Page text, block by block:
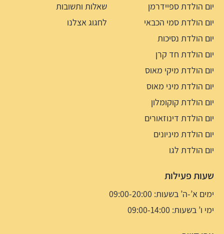
יום הולדת ספיידרמן
יום הולדת סמי הכבאי
יום הולדת נסיכות
יום הולדת חד קרן
יום הולדת מיקי מאוס
יום הולדת מיני מאוס
יום הולדת קוקומלון
יום הולדת דינוזאורים
יום הולדת מיניונים
יום הולדת לגו
שאלות ותשובות
לחגוג אצלנו
שעות פעילות
ימים א’-ה’ בשעות: 09:00-20:00
ימי ו’ בשעות: 09:00-14:00